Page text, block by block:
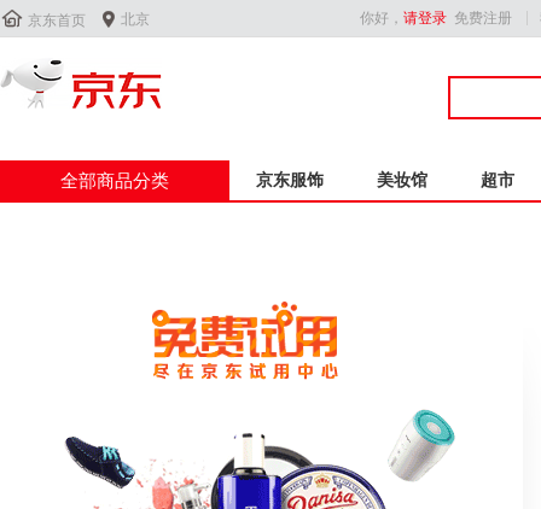
 京东首页  北京 你好， 请登录 免费注册
全部商品分类 京东服饰 美妆馆 超市